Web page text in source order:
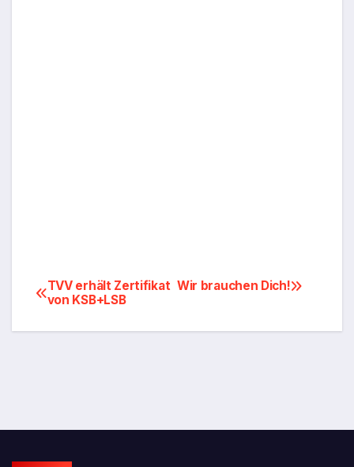
Beitragsnavigation
Wir brauchen Dich!
TVV erhält Zertifikat
von KSB+LSB